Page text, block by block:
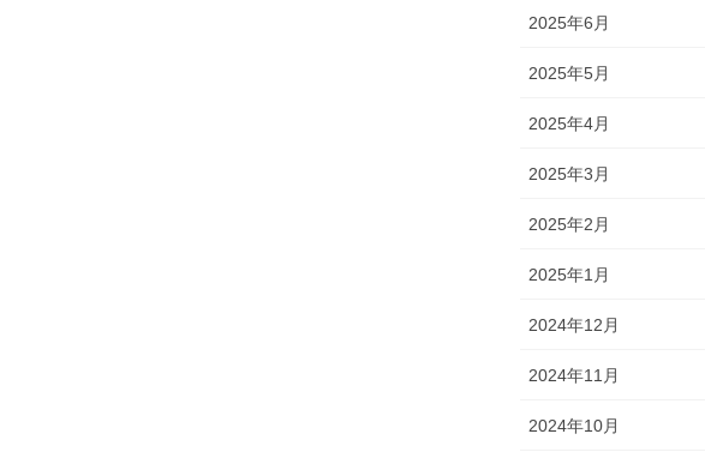
2025年6月
2025年5月
2025年4月
2025年3月
2025年2月
2025年1月
2024年12月
2024年11月
2024年10月